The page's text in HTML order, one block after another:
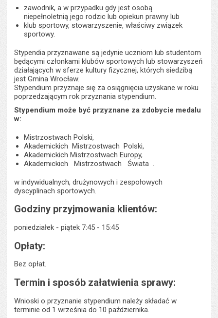
zawodnik, a w przypadku gdy jest osobą
niepełnoletnią jego rodzic lub opiekun prawny lub
klub sportowy, stowarzyszenie, właściwy związek
sportowy.
Stypendia przyznawane są jedynie uczniom lub studentom
będącymi członkami klubów sportowych lub stowarzyszeń
działających w sferze kultury fizycznej, których siedzibą
jest Gmina Wrocław.
Stypendium przyznaje się za osiągnięcia uzyskane w roku
poprzedzającym rok przyznania stypendium.
Stypendium może być przyznane za zdobycie medalu
w:
Mistrzostwach Polski,
Akademickich Mistrzostwach Polski,
Akademickich Mistrzostwach Europy,
Akademickich Mistrzostwach Świata .
w indywidualnych, drużynowych i zespołowych
dyscyplinach sportowych.
Godziny przyjmowania klientów:
poniedziałek - piątek 7:45 - 15:45
Opłaty:
Bez opłat.
Termin i sposób załatwienia sprawy:
Wnioski o przyznanie stypendium należy składać w
terminie od 1 września do 10 października.